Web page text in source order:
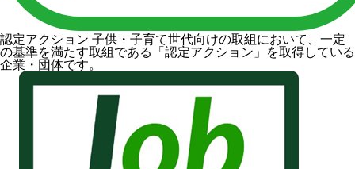
認定アクション 子供・子育て世代向けの取組において、一定
の基準を満たす取組である「認定アクション」を取得している
企業・団体です。